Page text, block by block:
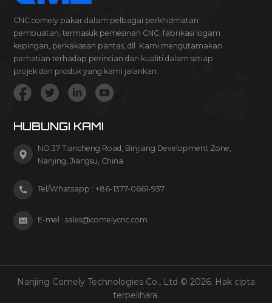
CNC comely pakar dalam pelbagai perkhidmatan
pembuatan, termasuk pemesinan CNC, fabrikasi logam
kepingan, perkakasan pantas, dll. Kami mengutamakan
perhatian terhadap perincian dan kualiti dalam setiap
projek dan produk yang kami jalankan.
HUBUNGI KAMI
NO.37 Tiancheng Road, Binjiang Development Zone,
Nanjing, Jiangsu, China
Tel/Whatsapp : +86-1377-0661-937
E-mel :sales@comelycnc.com
Nanjing Comely Technologies Co., Ltd © 2026. Hak cipta
terpelihara.